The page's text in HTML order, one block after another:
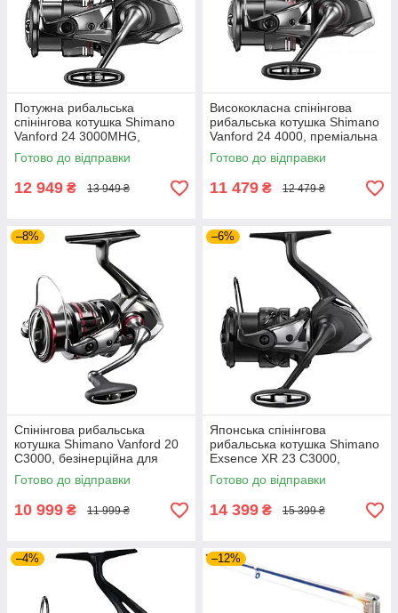
Потужна рибальська
спінінгова котушка Shimano
Vanford 24 3000MHG,
полегшена безінерційна
котушка для риболовлі
Готово до відправки
12 949 ₴ 13 949 ₴
Висококласна спінінгова
рибальська котушка Shimano
Vanford 24 4000, преміальна
безінерційна котушка для
риболовлі
Готово до відправки
11 479 ₴ 12 479 ₴
–8%
Спінінгова рибальська
котушка Shimano Vanford 20
C3000, безінерційна для
риболовлі
Готово до відправки
10 999 ₴ 11 999 ₴
–6%
Японська спінінгова
рибальська котушка Shimano
Exsence XR 23 C3000,
професійна безінерційна
котушка преміум-класу
Готово до відправки
14 399 ₴ 15 399 ₴
–4% –12%